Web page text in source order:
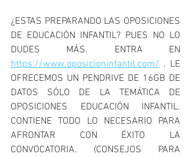
¿ESTAS PREPARANDO LAS OPOSICIONES
DE EDUCACIÓN INFANTIL? PUES NO LO
https://www.oposicioninfantil.com/ . LE
OFRECEMOS UN PENDRIVE DE 16GB DE
DATOS SÓLO DE LA TEMÁTICA DE
OPOSICIONES EDUCACIÓN INFANTIL.
CONTIENE TODO LO NECESARIO PARA
AFRONTAR CON ÉXITO LA
CONVOCATORIA. (CONSEJOS PARA